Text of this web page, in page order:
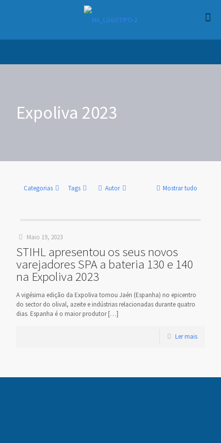
Expoliva 2023
Categorias Tags Autor Mostrar tudo
Maio 19, 2023
STIHL apresentou os seus novos
varejadores SPA a bateria 130 e 140
na Expoliva 2023
A vigésima edição da Expoliva tornou Jaén (Espanha) no epicentro
do sector do olival, azeite e indústrias relacionadas durante quatro
dias. Espanha é o maior produtor[…]
Ler mais